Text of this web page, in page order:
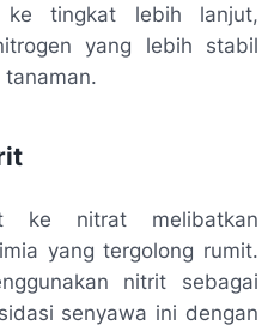
ke tingkat lebih lanjut,
yang lebih stabil
ke nitrat melibatkan
yang tergolong rumit.
nitrit sebagai
senyawa ini dengan